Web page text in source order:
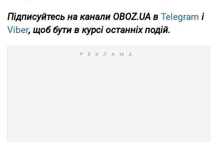
Підписуйтесь на канали OBOZ.UA в Telegram і
Viber, щоб бути в курсі останніх подій.